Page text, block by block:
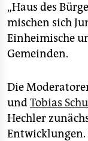
„Haus des
mischen sich
Einheimische
Gemeinden.
Die
undTobias
Hechler
Entwicklungen.